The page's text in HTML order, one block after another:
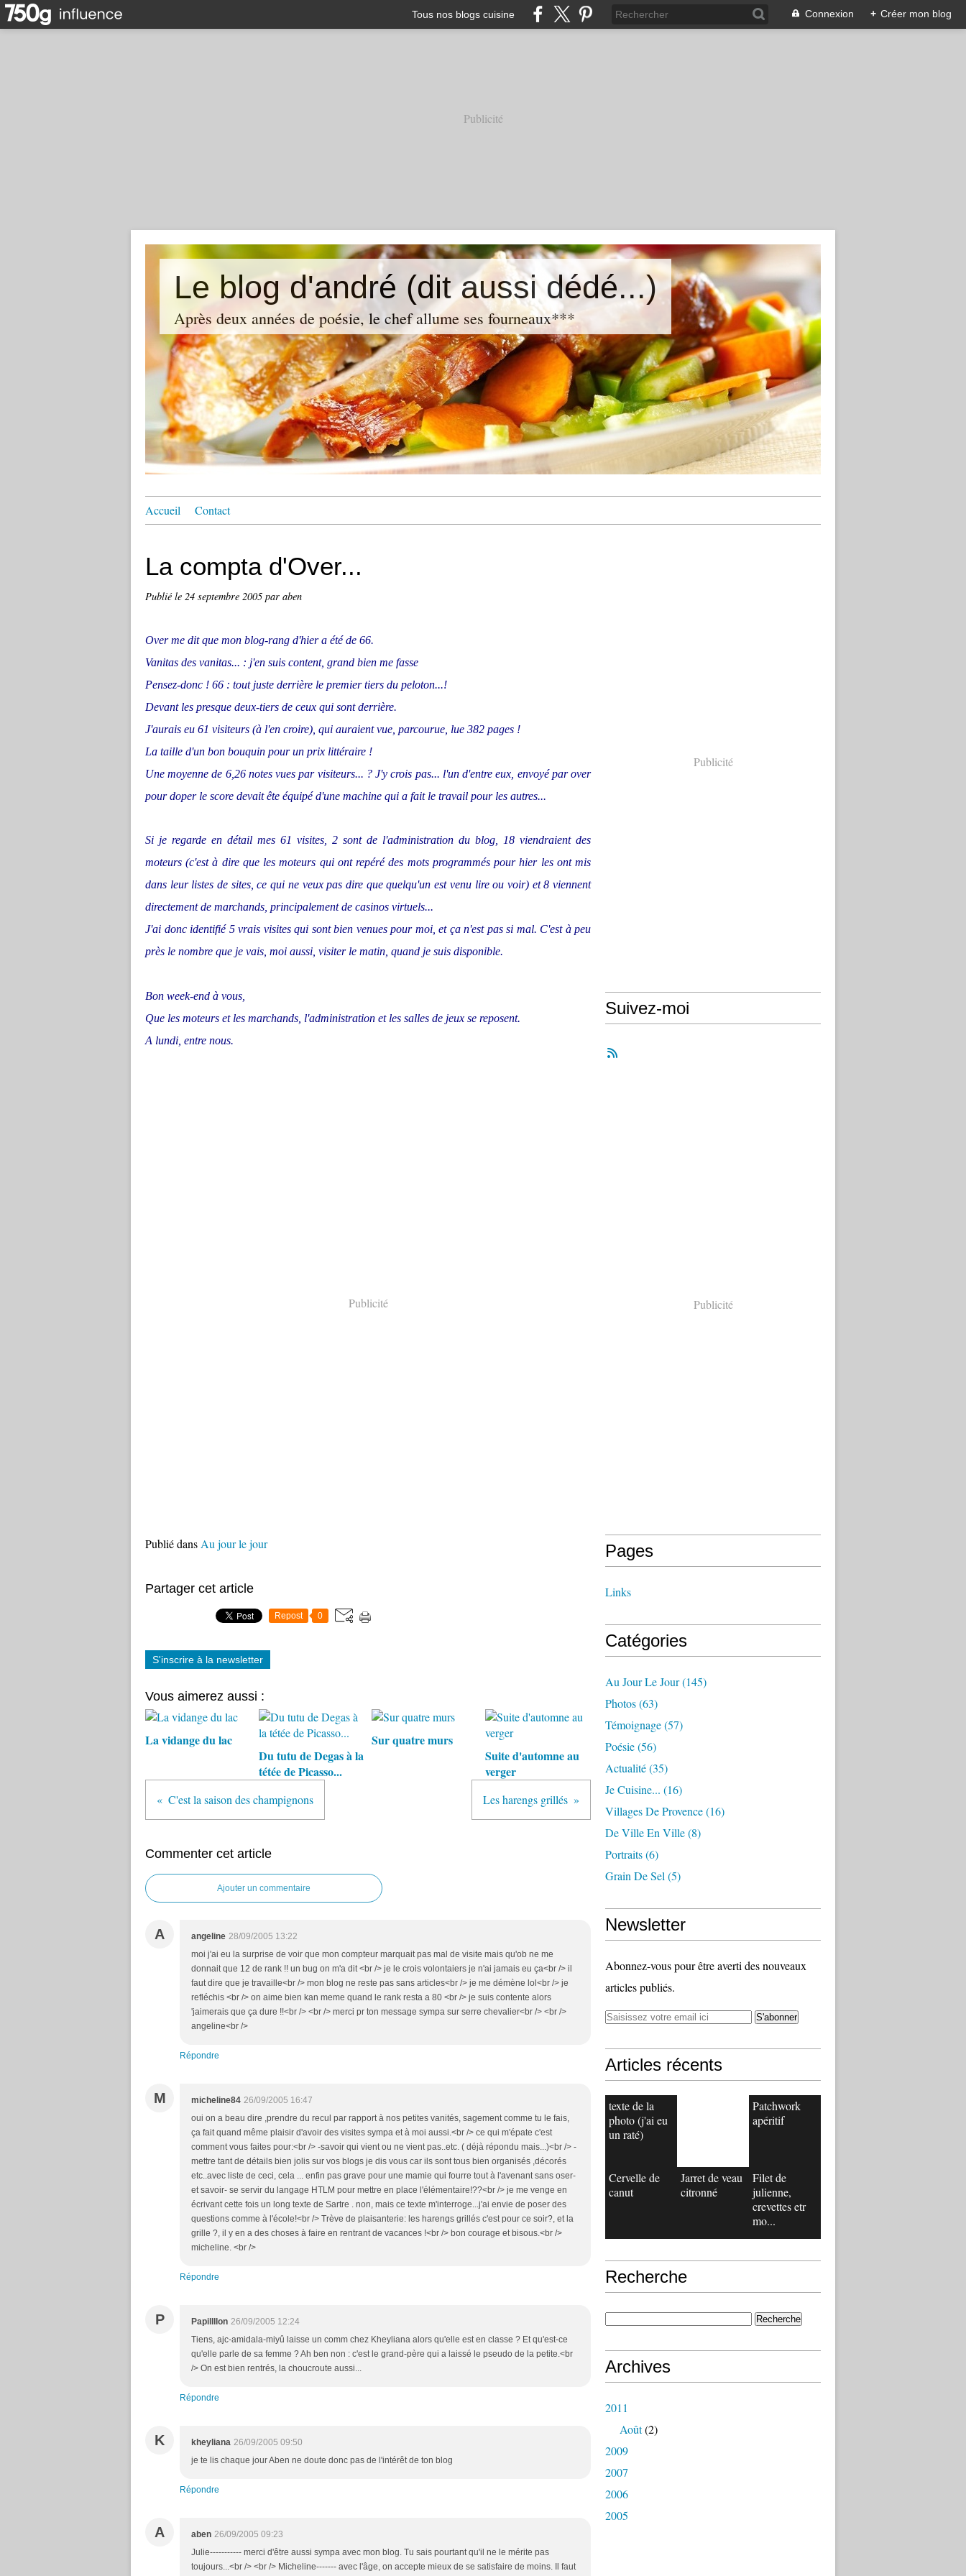
Tous nos blogs cuisine Connexion + Créer mon blog
Publicité
Le blog d'andré (dit aussi dédé...)
Après deux années de poésie, le chef allume ses fourneaux***
Accueil Contact
La compta d'Over...
Publié le 24 septembre 2005 par aben
Over me dit que mon blog-rang d'hier a été de 66.
Vanitas des vanitas... : j'en suis content, grand bien me fasse
Pensez-donc ! 66 : tout juste derrière le premier tiers du peloton...!
Devant les presque deux-tiers de ceux qui sont derrière.
J'aurais eu 61 visiteurs (à l'en croire), qui auraient vue, parcourue, lue 382 pages !
La taille d'un bon bouquin pour un prix littéraire !
Une moyenne de 6,26 notes vues par visiteurs... ? J'y crois pas... l'un d'entre eux, envoyé par over
pour doper le score devait ête équipé d'une machine qui a fait le travail pour les autres...
Si je regarde en détail mes 61 visites, 2 sont de l'administration du blog, 18 viendraient des
moteurs (c'est à dire que les moteurs qui ont repéré des mots programmés pour hier les ont mis
dans leur listes de sites, ce qui ne veux pas dire que quelqu'un est venu lire ou voir) et 8 viennent
directement de marchands, principalement de casinos virtuels...
J'ai donc identifié 5 vrais visites qui sont bien venues pour moi, et ça n'est pas si mal. C'est à peu
près le nombre que je vais, moi aussi, visiter le matin, quand je suis disponible.
Bon week-end à vous,
Que les moteurs et les marchands, l'administration et les salles de jeux se reposent.
A lundi, entre nous.
Publicité
Publié dans Au jour le jour
Partager cet article
Repost 0
S'inscrire à la newsletter
Vous aimerez aussi :
La vidange du lac
Du tutu de Degas à la
tétée de Picasso...
Sur quatre murs
Suite d'automne au
verger
C'est la saison des champignons Les harengs grillés
Commenter cet article
Ajouter un commentaire
A angeline 28/09/2005 13:22
moi j'ai eu la surprise de voir que mon compteur marquait pas mal de visite mais qu'ob ne me
donnait que 12 de rank !! un bug on m'a dit <br /> je le crois volontaiers je n'ai jamais eu ça<br /> il
faut dire que je travaille<br /> mon blog ne reste pas sans articles<br /> je me démène lol<br /> je
refléchis <br /> on aime bien kan meme quand le rank resta a 80 <br /> je suis contente alors
'jaimerais que ça dure !!<br /> <br /> merci pr ton message sympa sur serre chevalier<br /> <br />
angeline<br />
Répondre
M micheline84 26/09/2005 16:47
oui on a beau dire ,prendre du recul par rapport à nos petites vanités, sagement comme tu le fais,
ça fait quand même plaisir d'avoir des visites sympa et à moi aussi.<br /> ce qui m'épate c'est
comment vous faites pour:<br /> -savoir qui vient ou ne vient pas..etc. ( déjà répondu mais...)<br /> -
mettre tant de détails bien jolis sur vos blogs je dis vous car ils sont tous bien organisés ,décorés
etc..avec liste de ceci, cela ... enfin pas grave pour une mamie qui fourre tout à l'avenant sans oser-
et savoir- se servir du langage HTLM pour mettre en place l'élémentaire!??<br /> je me venge en
écrivant cette fois un long texte de Sartre . non, mais ce texte m'interroge...j'ai envie de poser des
questions comme à l'école!<br /> Trève de plaisanterie: les harengs grillés c'est pour ce soir?, et la
grille ?, il y en a des choses à faire en rentrant de vacances !<br /> bon courage et bisous.<br />
micheline. <br />
Répondre
P Papillllon 26/09/2005 12:24
Tiens, ajc-amidala-miyû laisse un comm chez Kheyliana alors qu'elle est en classe ? Et qu'est-ce
qu'elle parle de sa femme ? Ah ben non : c'est le grand-père qui a laissé le pseudo de la petite.<br
/> On est bien rentrés, la choucroute aussi...
Répondre
K kheyliana 26/09/2005 09:50
je te lis chaque jour Aben ne doute donc pas de l'intérêt de ton blog
Répondre
A aben 26/09/2005 09:23
Julie----------- merci d'être aussi sympa avec mon blog. Tu sais pourtant qu'il ne le mérite pas
toujours...<br /> <br /> Micheline------- avec l'âge, on accepte mieux de se satisfaire de moins. Il faut
Publicité
Suivez-moi
Publicité
Pages
Links
Catégories
Au Jour Le Jour(145)
Photos(63)
Témoignage(57)
Poésie(56)
Actualité(35)
Je Cuisine... (16)
Villages De Provence(16)
De Ville En Ville(8)
Portraits(6)
Grain De Sel (5)
Newsletter
Abonnez-vous pour être averti des nouveaux
articles publiés.
Articles récents
texte de la
photo (j'ai eu
un raté)
Patchwork
apéritif
Cervelle de
canut
Jarret de veau
citronné
Filet de
julienne,
crevettes etr
mo...
Recherche
Archives
2011
Août(2)
2009
2007
2006
2005